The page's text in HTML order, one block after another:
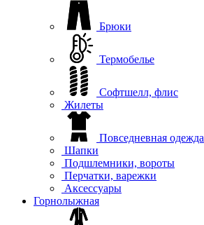
Брюки
Термобелье
Софтшелл, флис
Жилеты
Повседневная одежда
Шапки
Подшлемники, вороты
Перчатки, варежки
Аксессуары
Горнолыжная